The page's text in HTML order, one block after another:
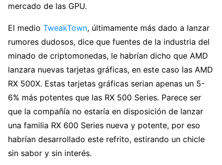
mercado de las GPU.
El medio TweakTown, últimamente más dado a lanzar
rumores dudosos, dice que fuentes de la industria del
minado de criptomonedas, le habrían dicho que AMD
lanzara nuevas tarjetas gráficas, en este caso las AMD
RX 500X. Estas tarjetas gráficas serian apenas un 5-
6% más potentes que las RX 500 Series. Parece ser
que la compañía no estaría en disposición de lanzar
una familia RX 600 Series nueva y potente, por eso
habrían desarrollado este refrito, estirando un chicle
sin sabor y sin interés.